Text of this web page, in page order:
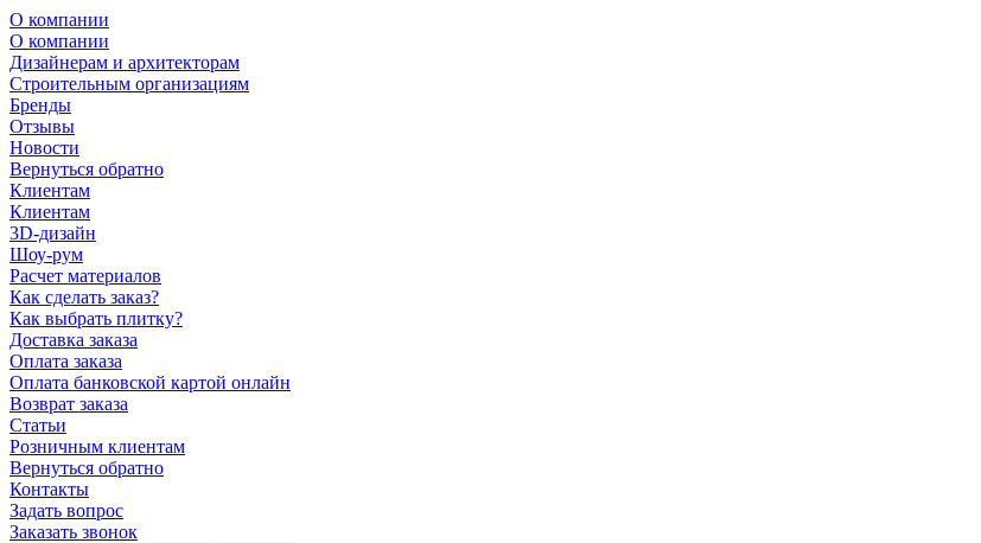
О компании
О компании
Дизайнерам и архитекторам
Строительным организациям
Бренды
Отзывы
Новости
Вернуться обратно
Клиентам
Клиентам
3D-дизайн
Шоу-рум
Расчет материалов
Как сделать заказ?
Как выбрать плитку?
Доставка заказа
Оплата заказа
Оплата банковской картой онлайн
Возврат заказа
Статьи
Розничным клиентам
Вернуться обратно
Контакты
Задать вопрос
Заказать звонок